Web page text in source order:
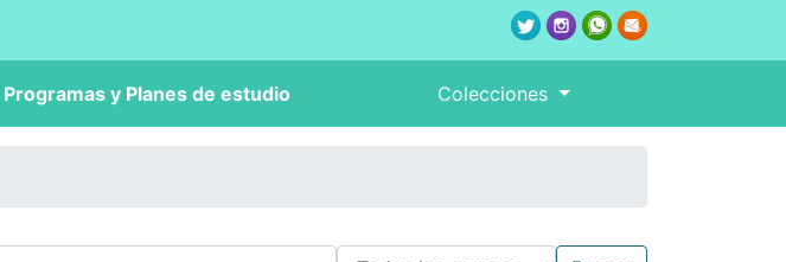
Programas y Planes de estudio Colecciones